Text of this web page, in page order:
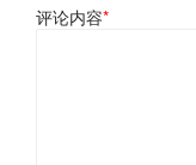
评论内容*